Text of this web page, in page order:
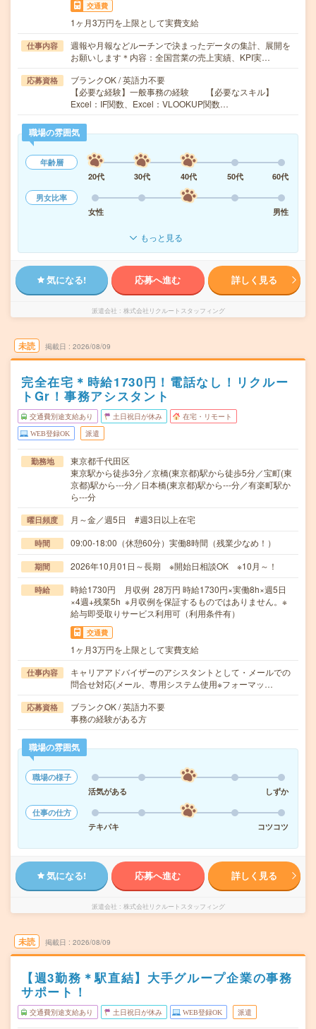
交通費
1ヶ月3万円を上限として実費支給
仕事内容
週報や月報などルーチンで決まったデータの集計、展開を
お願いします＊内容：全国営業の売上実績、KPI実…
応募資格
ブランクOK / 英語力不要
【必要な経験】一般事務の経験 【必要なスキル】
Excel：IF関数、Excel：VLOOKUP関数…
職場の雰囲気
年齢層
20代
30代 40代 50代
60代
男女比率
女性
男性
もっと見る
気になる! 応募へ進む 詳しく見る
派遣会社 株式会社リクルートスタッフィング
未読 掲載日 2026/08/09
完全在宅＊時給1730円！電話なし！リクルー
トGr！事務アシスタント
交通費別途支給あり 土日祝日が休み 在宅・リモート
WEB登録OK 派遣
勤務地
東京都千代田区
東京駅から徒歩3分／京橋(東京都)駅から徒歩5分／宝町(東
京都)駅から---分／日本橋(東京都)駅から---分／有楽町駅か
ら---分
曜日頻度 月～金／週5日 #週3日以上在宅
時間 09:00-18:00（休憩60分）実働8時間（残業少なめ！）
期間 2026年10月01日～長期 ※開始日相談OK ※10月～！
時給
時給1730円 月収例 28万円 時給1730円×実働8h×週5日
×4週+残業5h ※月収例を保証するものではありません。※
給与即受取りサービス利用可（利用条件有）
交通費
1ヶ月3万円を上限として実費支給
仕事内容
キャリアアドバイザーのアシスタントとして・メールでの
問合せ対応(メール、専用システム使用※フォーマッ…
応募資格
ブランクOK / 英語力不要
事務の経験がある方
職場の雰囲気
職場の様子
活気がある
しずか
仕事の仕方
テキパキ
コツコツ
気になる! 応募へ進む 詳しく見る
派遣会社 株式会社リクルートスタッフィング
未読 掲載日 2026/08/09
【週3勤務＊駅直結】大手グループ企業の事務
サポート！
交通費別途支給あり 土日祝日が休み WEB登録OK 派遣